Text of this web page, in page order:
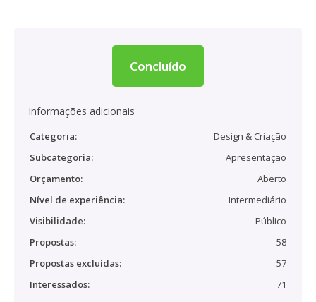
Concluído
Informações adicionais
Categoria:
Design & Criação
Subcategoria:
Apresentação
Orçamento:
Aberto
Nível de experiência:
Intermediário
Visibilidade:
Público
Propostas:
58
Propostas excluídas:
57
Interessados:
71